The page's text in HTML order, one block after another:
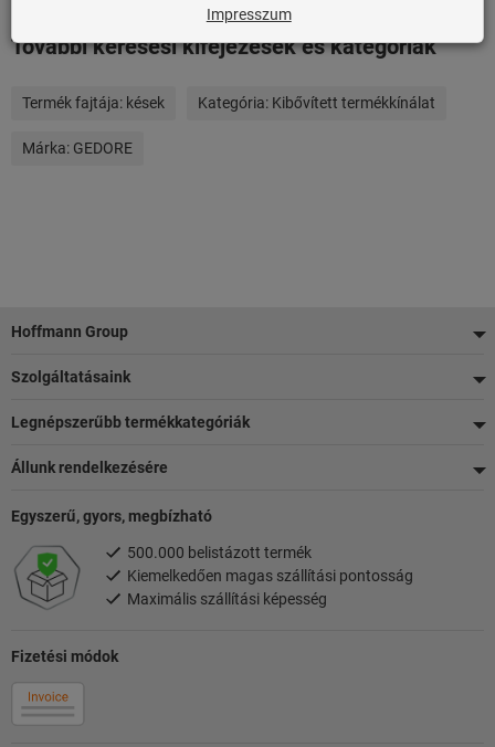
További keresési kifejezések és kategóriák
Termék fajtája: kések Kategória: Kibővített termékkínálat
Márka: GEDORE
Lábléc
Hoffmann Group
Szolgáltatásaink
Legnépszerűbb termékkategóriák
Állunk rendelkezésére
Fizetési módok
Egyszerű, gyors, megbízható
500.000 belistázott termék
Kiemelkedően magas szállítási pontosság
Maximális szállítási képesség